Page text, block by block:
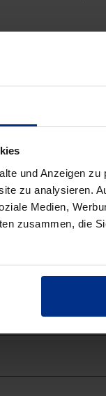
und Anzeigen
zu analysieren.
Medien,
zusammen, die